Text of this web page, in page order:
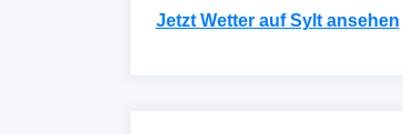
Jetzt Wetter auf Sylt ansehen